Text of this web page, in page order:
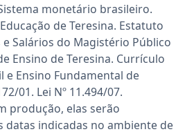
monetário brasileiro.
de Teresina. Estatuto
Salários do Magistério Público
Ensino de Teresina. Currículo
e Ensino Fundamental de
01. Lei Nº 11.494/07.
produção, elas serão
datas indicadas no ambiente de